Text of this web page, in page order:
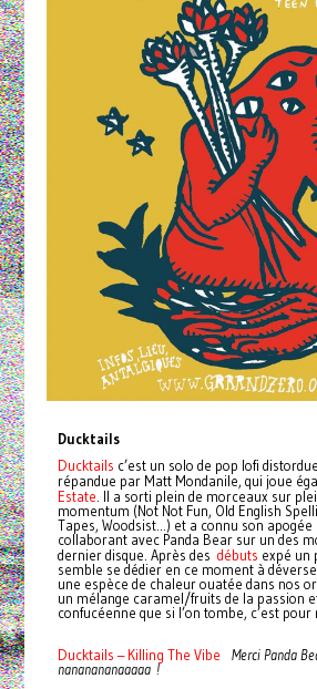
Ducktails
Ducktails c’est un solo de pop lofi
répandue par Matt Mondanile, qui joue
Estate . Il a sorti plein de morceaux sur
momentum (Not Not Fun, Old English
Tapes, Woodsist...) et a connu son apogée
collaborant avec Panda Bear sur un des
dernier disque. Après des débuts expé un
semble se dédier en ce moment à
une espèce de chaleur ouatée dans nos
un mélange caramel/fruits de la passion
confucéenne que si l’on tombe, c’est
Ducktails – Killing The Vibe
Merci Panda
nananananaaaaa !